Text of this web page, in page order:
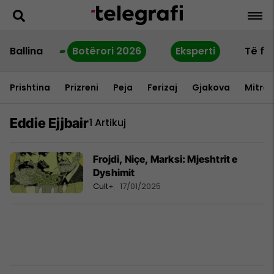
Ballina Botërori 2026 Eksperti Të
Prishtina Prizreni Peja Ferizaj Gjakova
Eddie Ejjbair1 Artikuj
Frojdi, Niçe, Marksi: Mjeshtrit e
Dyshimit
Cult+ 17/01/2025